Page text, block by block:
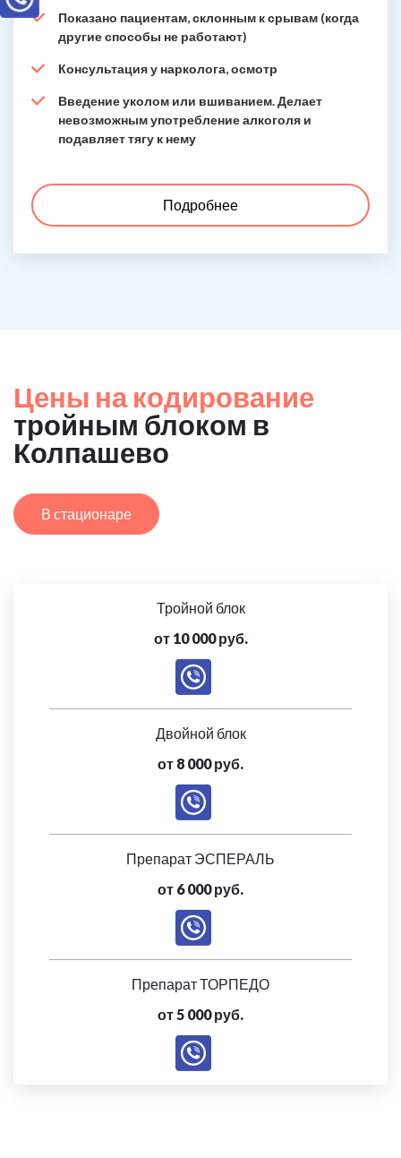
Показано пациентам, склонным к срывам (когда
другие способы не работают)
Консультация у нарколога, осмотр
Введение уколом или вшиванием. Делает
невозможным употребление алкоголя и
подавляет тягу к нему
Подробнее
Цены на кодирование
тройным блоком в
Колпашево
В стационаре
Тройной блок
от 10 000 руб.
Двойной блок
от 8 000 руб.
Препарат ЭСПЕРАЛЬ
от 6 000 руб.
Препарат ТОРПЕДО
от 5 000 руб.